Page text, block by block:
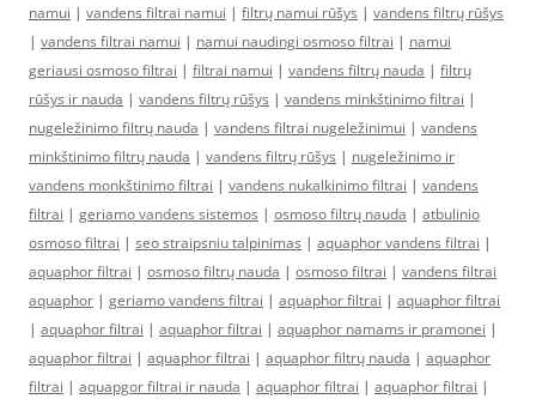
namui | vandens filtrai namui | filtrų namui rūšys | vandens filtrų rūšys
| vandens filtrai namui | namui naudingi osmoso filtrai | namui
geriausi osmoso filtrai | filtrai namui | vandens filtrų nauda | filtrų
rūšys ir nauda | vandens filtrų rūšys | vandens minkštinimo filtrai |
nugeležinimo filtrų nauda | vandens filtrai nugeležinimui | vandens
minkštinimo filtrų nauda | vandens filtrų rūšys | nugeležinimo ir
vandens monkštinimo filtrai | vandens nukalkinimo filtrai | vandens
filtrai | geriamo vandens sistemos | osmoso filtrų nauda | atbulinio
osmoso filtrai | seo straipsniu talpinimas | aquaphor vandens filtrai |
aquaphor filtrai | osmoso filtrų nauda | osmoso filtrai | vandens filtrai
aquaphor | geriamo vandens filtrai | aquaphor filtrai | aquaphor filtrai
| aquaphor filtrai | aquaphor filtrai | aquaphor namams ir pramonei |
aquaphor filtrai | aquaphor filtrai | aquaphor filtrų nauda | aquaphor
filtrai | aquapgor filtrai ir nauda | aquaphor filtrai | aquaphor filtrai |